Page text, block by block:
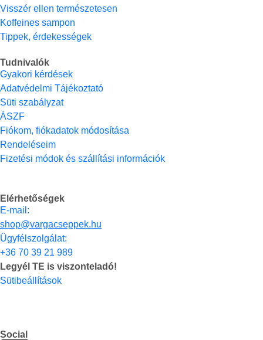
Visszér ellen természetesen
Koffeines sampon
Tippek, érdekességek
Tudnivalók
Gyakori kérdések
Adatvédelmi Tájékoztató
Süti szabályzat
ÁSZF
Fiókom, fiókadatok módosítása
Rendeléseim
Fizetési módok és szállítási információk
Elérhetőségek
E-mail:
shop@vargacseppek.hu
Ügyfélszolgálat:
+36 70 39 21 989
Legyél TE is viszonteladó!
Sütibeállítások
Social